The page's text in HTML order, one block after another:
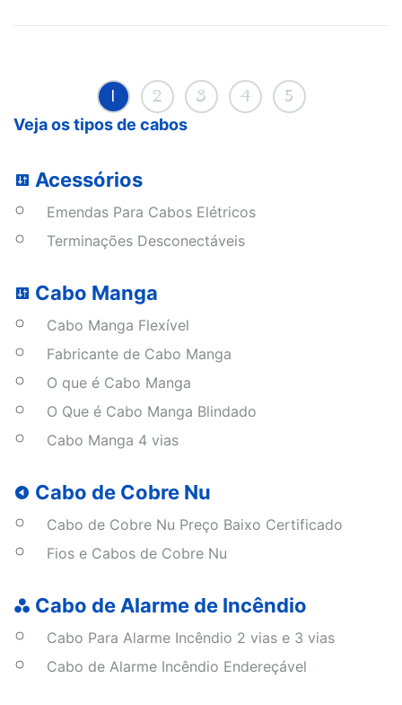
1 2 3 4 5
Veja os tipos de cabos
Acessórios
Emendas Para Cabos Elétricos
Terminações Desconectáveis
Cabo Manga
Cabo Manga Flexível
Fabricante de Cabo Manga
O que é Cabo Manga
O Que é Cabo Manga Blindado
Cabo Manga 4 vias
Cabo de Cobre Nu
Cabo de Cobre Nu Preço Baixo Certificado
Fios e Cabos de Cobre Nu
Cabo de Alarme de Incêndio
Cabo Para Alarme Incêndio 2 vias e 3 vias
Cabo de Alarme Incêndio Endereçável